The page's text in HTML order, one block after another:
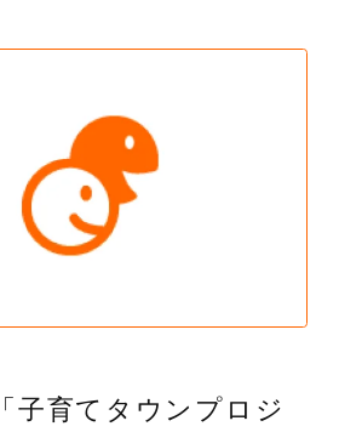
子育てタウンプロジ